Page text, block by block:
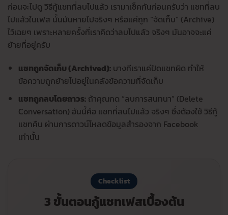
ก่อนจะไปดู วิธีกู้แชทที่ลบไปแล้ว เรามาเช็คกันก่อนครับว่า แชทที่ลบ
ไปแล้วในเฟส นั้นมันหายไปจริงๆ หรือแค่ถูก “จัดเก็บ” (Archive)
ไว้เฉยๆ เพราะหลายครั้งที่เราคิดว่าลบไปแล้ว จริงๆ มันอาจจะแค่
ย้ายที่อยู่ครับ
แชทถูกจัดเก็บ (Archived):บางทีเราแค่ปัดแชทผิด ทำให้
ข้อความถูกย้ายไปอยู่ในคลังข้อความที่จัดเก็บ
แชทถูกลบโดยถาวร:ถ้าคุณกด “ลบการสนทนา” (Delete
Conversation) อันนี้คือ แชทที่ลบไปแล้ว จริงๆ ซึ่งต้องใช้ วิธีกู้
แชทคืน ผ่านการดาวน์โหลดข้อมูลสำรองจาก Facebook
เท่านั้น
Checklist
3 ขั้นตอนกู้แชทเฟสเบื้องต้น